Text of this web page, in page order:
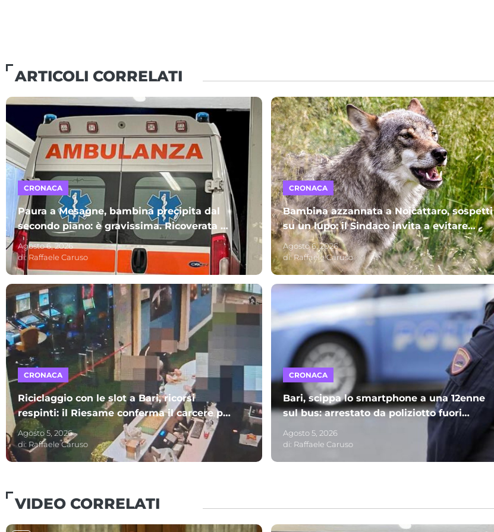
ARTICOLI CORRELATI
CRONACA
Paura a Mesagne, bambina precipita dal
secondo piano: è gravissima. Ricoverata al
Policlinico di Bari
Agosto 6, 2026
di:Raffaele Caruso
CRONACA
Bambina azzannata a Noicattaro, sospetti
su un lupo: il Sindaco invita a evitare
parchi e campagne
Agosto 6, 2026
di:Raffaele Caruso
CRONACA
Riciclaggio con le slot a Bari, ricorsi
respinti: il Riesame conferma il carcere per
sette indagati – I NOMI
Agosto 5, 2026
di: Raffaele Caruso
CRONACA
Bari, scippa lo smartphone a una 12enne
sul bus: arrestato da poliziotto fuori
servizio e processato per direttissima
Agosto 5, 2026
di: Raffaele Caruso
VIDEO CORRELATI